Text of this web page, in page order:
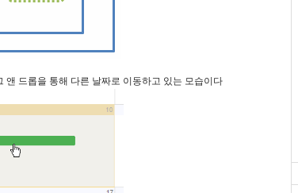
앤 드롭을 통해 다른 날짜로 이동하고 있는 모습이다